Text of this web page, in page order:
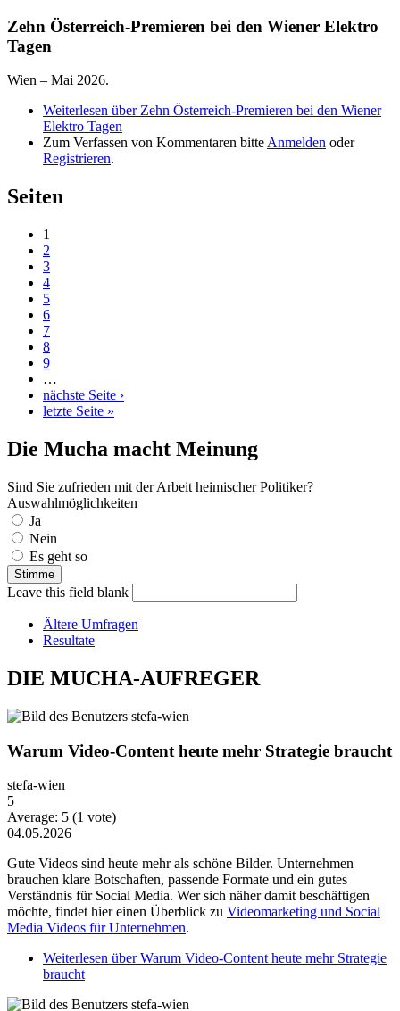
Zehn Österreich-Premieren bei den Wiener Elektro
Tagen
Wien – Mai 2026.
Weiterlesen über Zehn Österreich-Premieren bei den Wiener
Elektro Tagen
Zum Verfassen von Kommentaren bitte Anmelden oder
Registrieren.
Seiten
1
2
3
4
5
6
7
8
9
…
nächste Seite ›
letzte Seite »
Die Mucha macht Meinung
Sind Sie zufrieden mit der Arbeit heimischer Politiker?
Auswahlmöglichkeiten
Ja
Nein
Es geht so
Leave this field blank
Ältere Umfragen
Resultate
DIE MUCHA-AUFREGER
Warum Video-Content heute mehr Strategie braucht
stefa-wien
5
Average: 5 (1 vote)
04.05.2026
Gute Videos sind heute mehr als schöne Bilder. Unternehmen
brauchen klare Botschaften, passende Formate und ein gutes
Verständnis für Social Media. Wer sich näher damit beschäftigen
möchte, findet hier einen Überblick zu Videomarketing und Social
Media Videos für Unternehmen.
Weiterlesen über Warum Video-Content heute mehr Strategie
braucht